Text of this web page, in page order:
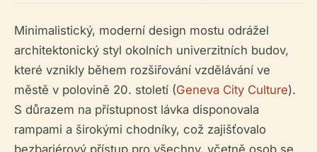
Minimalistický, moderní design mostu odrážel
architektonický styl okolních univerzitních budov,
které vznikly během rozšiřování vzdělávání ve
městě v polovině 20. století (Geneva City Culture).
S důrazem na přístupnost lávka disponovala
rampami a širokými chodníky, což zajišťovalo
bezbariérový přístup pro všechny, včetně osob se